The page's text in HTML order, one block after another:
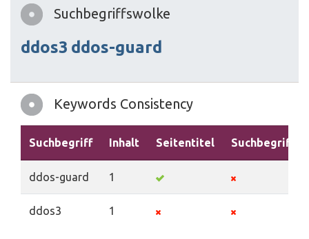
Suchbegriffswolke
ddos3 ddos-guard
Keywords Consistency
Suchbegriff Inhalt Seitentitel Suchbegriffe
ddos-guard 1
ddos3 1